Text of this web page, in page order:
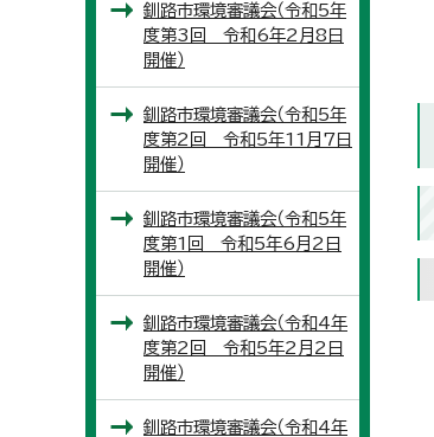
釧路市環境審議会（令和5年
度第3回 令和6年2月8日
開催）
釧路市環境審議会（令和5年
度第2回 令和5年11月7日
開催）
釧路市環境審議会（令和5年
度第1回 令和5年6月2日
開催）
釧路市環境審議会（令和4年
度第2回 令和5年2月2日
開催）
釧路市環境審議会（令和4年